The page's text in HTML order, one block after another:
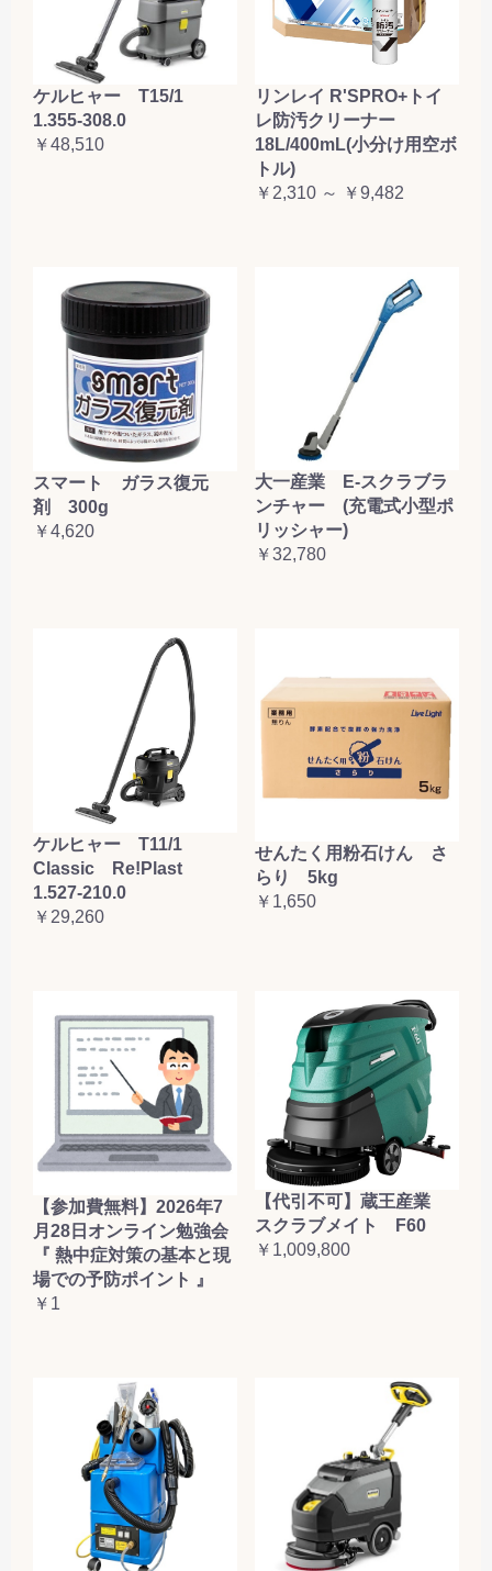
ケルヒャー T15/1
1.355-308.0
￥48,510
リンレイ R'SPRO+トイ
レ防汚クリーナー
18L/400mL(小分け用空ボ
トル)
￥2,310 ～ ￥9,482
スマート ガラス復元
剤 300g
￥4,620
大一産業 E-スクラブラ
ンチャー (充電式小型ポ
リッシャー)
￥32,780
ケルヒャー T11/1
Classic Re!Plast
1.527-210.0
￥29,260
せんたく用粉石けん さ
らり 5kg
￥1,650
【参加費無料】2026年7
月28日オンライン勉強会
『 熱中症対策の基本と現
場での予防ポイント 』
￥1
【代引不可】蔵王産業
スクラブメイト F60
￥1,009,800